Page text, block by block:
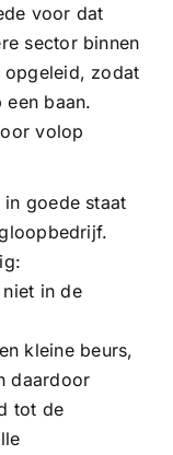
voor dat
sector binnen
opgeleid, zodat
een baan.
volop
goede staat
in de
kleine beurs,
daardoor
tot de